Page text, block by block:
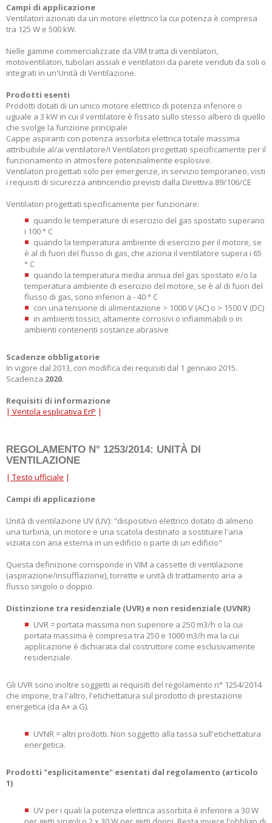
Campi di applicazione
Ventilatori azionati da un motore elettrico la cui potenza è compresa
tra 125 W e 500 kW.
Nelle gamme commercializzate da VIM tratta di ventilatori,
motoventilatori, tubolari assiali e ventilatori da parete venduti da soli o
integrati in un'Unità di Ventilazione.
Prodotti esenti
Prodotti dotati di un unico motore elettrico di potenza inferiore o
uguale a 3 kW in cui il ventilatore è fissato sullo stesso albero di quello
che svolge la funzione principale
Cappe aspiranti con potenza assorbita elettrica totale massima
attribuibile al/ai ventilatore/i Ventilatori progettati specificamente per il
funzionamento in atmosfere potenzialmente esplosive.
Ventilatori progettati solo per emergenze, in servizio temporaneo, visti
i requisiti di sicurezza antincendio previsti dalla Direttiva 89/106/CE
Ventilatori progettati specificamente per funzionare:
quando le temperature di esercizio del gas spostato superano
i 100 ° C
quando la temperatura ambiente di esercizio per il motore, se
è al di fuori del flusso di gas, che aziona il ventilatore supera i 65
° C
quando la temperatura media annua del gas spostato e/o la
temperatura ambiente di esercizio del motore, se è al di fuori del
flusso di gas, sono inferiori a - 40 ° C
con una tensione di alimentazione > 1000 V (AC) o > 1500 V (DC)
in ambienti tossici, altamente corrosivi o infiammabili o in
ambienti contenenti sostanze abrasive
Scadenze obbligatorie
In vigore dal 2013, con modifica dei requisiti dal 1 gennaio 2015.
Scadenza 2020.
Requisiti di informazione
| Ventola esplicativa ErP |
REGOLAMENTO N° 1253/2014: UNITÀ DI
VENTILAZIONE
| Testo ufficiale |
Campi di applicazione
Unità di ventilazione UV (UV): "dispositivo elettrico dotato di almeno
una turbina, un motore e una scatola destinato a sostituire l'aria
viziata con aria esterna in un edificio o parte di un edificio"
Questa definizione corrisponde in VIM a cassette di ventilazione
(aspirazione/insufflazione), torrette e unità di trattamento aria a
flusso singolo o doppio.
Distinzione tra residenziale (UVR) e non residenziale (UVNR)
UVR = portata massima non superiore a 250 m3/h o la cui
portata massima è compresa tra 250 e 1000 m3/h ma la cui
applicazione è dichiarata dal costruttore come esclusivamente
residenziale.
Gli UVR sono inoltre soggetti ai requisiti del regolamento n° 1254/2014
che impone, tra l'altro, l'etichettatura sul prodotto di prestazione
energetica (da A+ a G).
UVNR = altri prodotti. Non soggetto alla tassa sull'etichettatura
energetica.
Prodotti "esplicitamente" esentati dal regolamento (articolo
1)
UV per i quali la potenza elettrica assorbita è inferiore a 30 W